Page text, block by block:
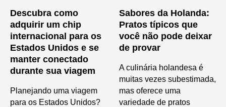
Descubra como
adquirir um chip
internacional para os
Estados Unidos e se
manter conectado
durante sua viagem
Planejando uma viagem
para os Estados Unidos?
Sabores da Holanda:
Pratos típicos que
você não pode deixar
de provar
A culinária holandesa é
muitas vezes subestimada,
mas oferece uma
variedade de pratos